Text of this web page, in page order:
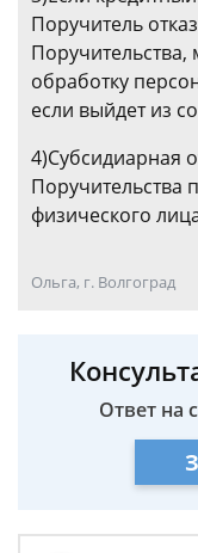
Поручитель
Поручительства,
обработку
если выйдет из
4)Субсидиарная
Поручительства
физического
Ольга, г. Волгоград
Ответ на